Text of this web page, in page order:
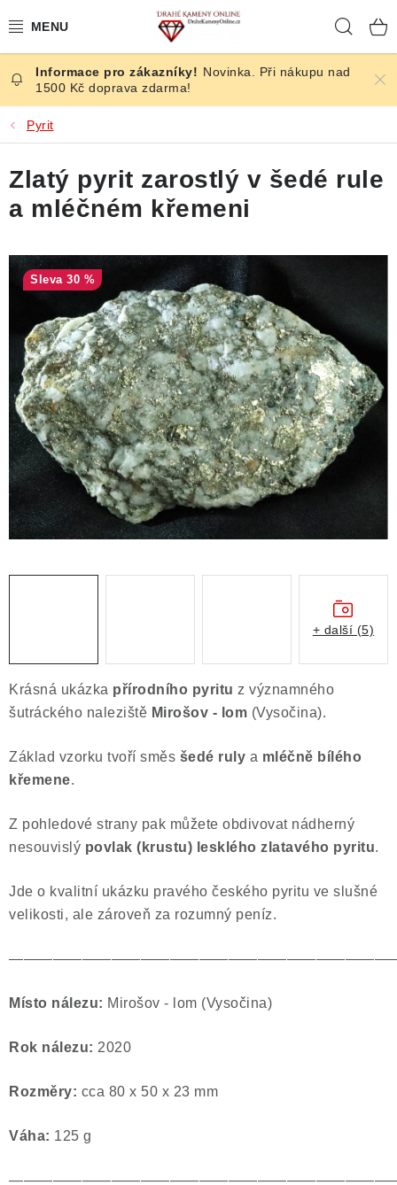
na
ČESKÉ KAMENY
ŠPERKY
KAMENY ZE SVĚTA
BROUŠENÉ
SLEVY
KRYSTALY
ČLÁNKY
NALEZIŠTĚ
NÁŠ PŘÍBĚH
VIDEOGALERIE
Ochrana osobních údajů
Formulář pro uplatnění reklamace
Formulář pro odstoupení od smlouvy
Poučení o právu na odstoupení od smlouvy
Novinka. Při nákupu nad
1500 Kč doprava zdarma!
Pyrit
Krásná ukázka přírodního pyritu z významného
šutráckého naleziště Mirošov - lom (Vysočina).
Základ vzorku tvoří směs šedé ruly a mléčně bílého
křemene.
Z pohledové strany pak můžete obdivovat nádherný
nesouvislý povlak (krustu) lesklého zlatavého pyritu.
Jde o kvalitní ukázku pravého českého pyritu ve slušné
velikosti, ale zároveň za rozumný peníz.
Místo nálezu: Mirošov - lom (Vysočina)
Rok nálezu: 2020
Rozměry: cca 80 x 50 x 23 mm
Váha: 125 g
Zlatý pyrit zarostlý v šedé rule
a mléčném křemeni
30 %
+ další (5)